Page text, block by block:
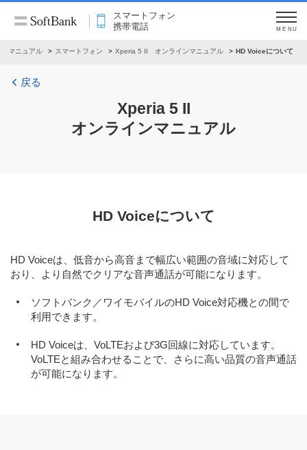
スマートフォン
携帯電話
MENU
マニュアル スマートフォン Xperia 5 II オンラインマニュアル HD Voiceについて
戻る
Xperia 5 II
オンラインマニュアル
HD Voiceについて
HD Voiceは、低音から高音まで幅広い範囲の音域に対応して
おり、より自然でクリアな音声通話が可能になります。
ソフトバンク／ワイモバイルのHD Voice対応機との間で
利用できます。
HD Voiceは、VoLTEおよび3G回線に対応しています。
VoLTEと組み合わせることで、さらに高い品質の音声通話
が可能になります。